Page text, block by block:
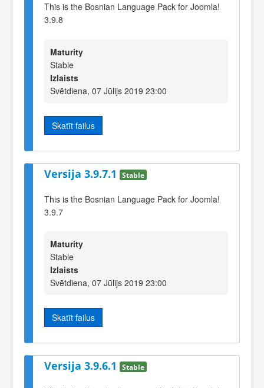
This is the Bosnian Language Pack for Joomla!
3.9.8
Maturity
Stable
Izlaists
Svētdiena, 07 Jūlijs 2019 23:00
Skatīt failus
Versija 3.9.7.1 Stable
This is the Bosnian Language Pack for Joomla!
3.9.7
Maturity
Stable
Izlaists
Svētdiena, 07 Jūlijs 2019 23:00
Skatīt failus
Versija 3.9.6.1 Stable